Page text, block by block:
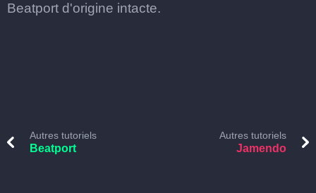
Beatport d'origine intacte.
Autres tutoriels
Beatport
Autres tutoriels
Jamendo